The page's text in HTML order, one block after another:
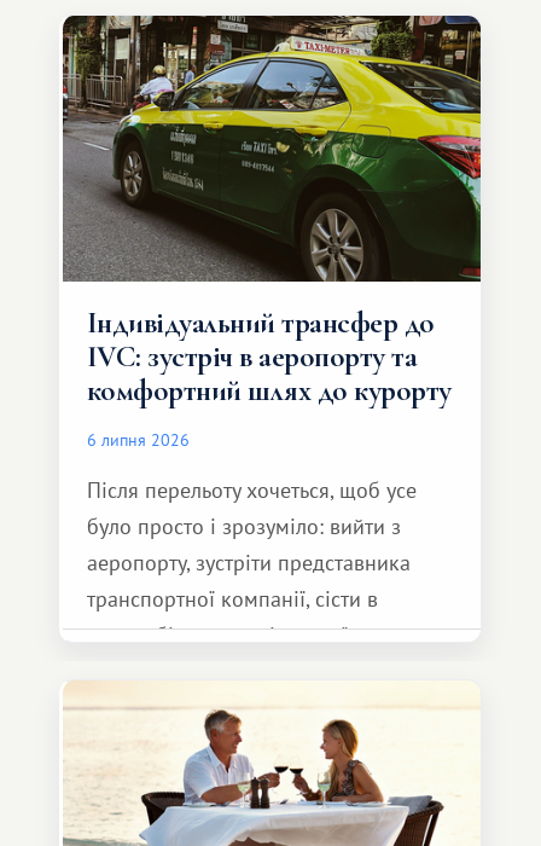
Індивідуальний трансфер до
IVC: зустріч в аеропорту та
комфортний шлях до курорту
6 липня 2026
Після перельоту хочеться, щоб усе
було просто і зрозуміло: вийти з
аеропорту, зустріти представника
транспортної компанії, сісти в
автомобіль та спокійно доїхати до